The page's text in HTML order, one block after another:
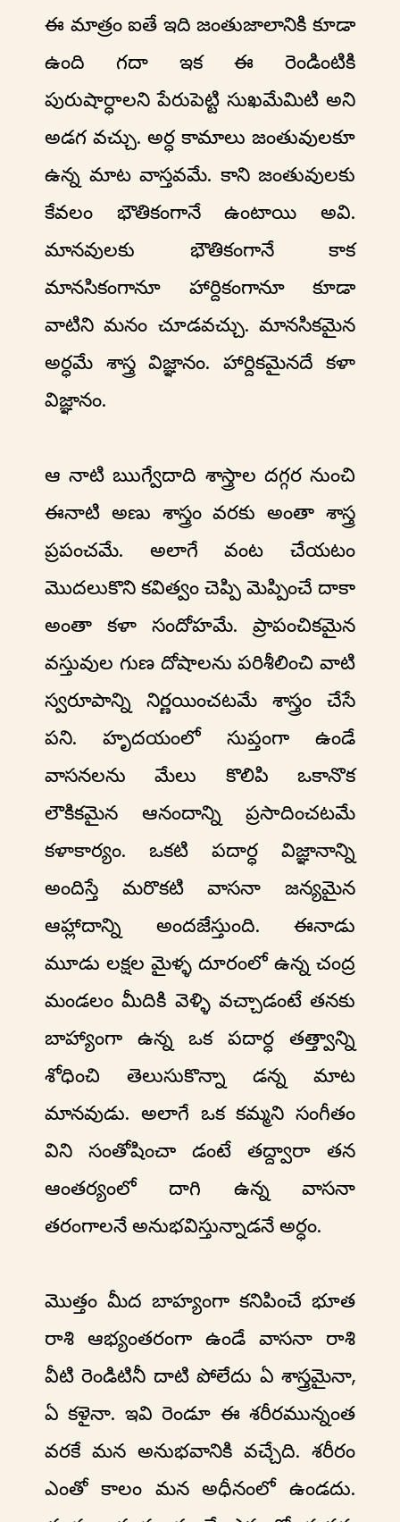
ఈ మాత్రం ఐతే ఇది జంతుజాలానికి కూడా
ఉంది గదా ఇక ఈ రెండింటికి
పురుషార్ధాలని పేరుపెట్టి సుఖమేమిటి అని
అడగ వచ్చు. అర్ధ కామాలు జంతువులకూ
ఉన్న మాట వాస్తవమే. కాని జంతువులకు
కేవలం భౌతికంగానే ఉంటాయి అవి.
మానవులకు భౌతికంగానే కాక
మానసికంగానూ హార్దికంగానూ కూడా
వాటిని మనం చూడవచ్చు. మానసికమైన
అర్ధమే శాస్త్ర విజ్ఞానం. హార్దికమైనదే కళా
విజ్ఞానం.
ఆ నాటి ఋగ్వేదాది శాస్త్రాల దగ్గర నుంచి
ఈనాటి అణు శాస్త్రం వరకు అంతా శాస్త్ర
ప్రపంచమే. అలాగే వంట చేయటం
మొదలుకొని కవిత్వం చెప్పి మెప్పించే దాకా
అంతా కళా సందోహమే. ప్రాపంచికమైన
వస్తువుల గుణ దోషాలను పరిశీలించి వాటి
స్వరూపాన్ని నిర్ణయించటమే శాస్త్రం చేసే
పని. హృదయంలో సుప్తంగా ఉండే
వాసనలను మేలు కొలిపి ఒకానొక
లౌకికమైన ఆనందాన్ని ప్రసాదించటమే
కళాకార్యం. ఒకటి పదార్ధ విజ్ఞానాన్ని
అందిస్తే మరొకటి వాసనా జన్యమైన
ఆహ్లాదాన్ని అందజేస్తుంది. ఈనాడు
మూడు లక్షల మైళ్ళ దూరంలో ఉన్న చంద్ర
మండలం మీదికి వెళ్ళి వచ్చాడంటే తనకు
బాహ్యాంగా ఉన్న ఒక పదార్ధ తత్త్వాన్ని
శోధించి తెలుసుకొన్నా డన్న మాట
మానవుడు. అలాగే ఒక కమ్మని సంగీతం
విని సంతోషించా డంటే తద్ద్వారా తన
ఆంతర్యంలో దాగి ఉన్న వాసనా
తరంగాలనే అనుభవిస్తున్నాడనే అర్ధం.
మొత్తం మీద బాహ్యంగా కనిపించే భూత
రాశి ఆభ్యంతరంగా ఉండే వాసనా రాశి
వీటి రెండిటినీ దాటి పోలేదు ఏ శాస్త్రమైనా,
ఏ కళైనా. ఇవి రెండూ ఈ శరీరమున్నంత
వరకే మన అనుభవానికి వచ్చేది. శరీరం
ఎంతో కాలం మన అధీనంలో ఉండదు.